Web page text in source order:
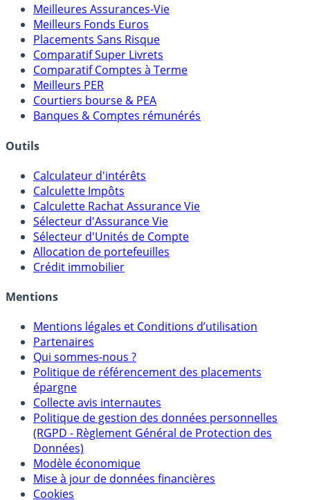
Comparatifs
Meilleures Assurances-Vie
Meilleurs Fonds Euros
Placements Sans Risque
Comparatif Super Livrets
Comparatif Comptes à Terme
Meilleurs PER
Banques & Comptes rémunérés
Outils
Calculateur d'intérêts
Calculette Impôts
Calculette Rachat Assurance Vie
Sélecteur d'Assurance Vie
Sélecteur d'Unités de Compte
Crédit immobilier
Mentions
Mentions légales et Conditions d’utilisation
Partenaires
Qui sommes-nous ?
Politique de référencement des placements
épargne
Collecte avis internautes
Politique de gestion des données personnelles
(RGPD - Règlement Général de Protection des
Données)
Modèle économique